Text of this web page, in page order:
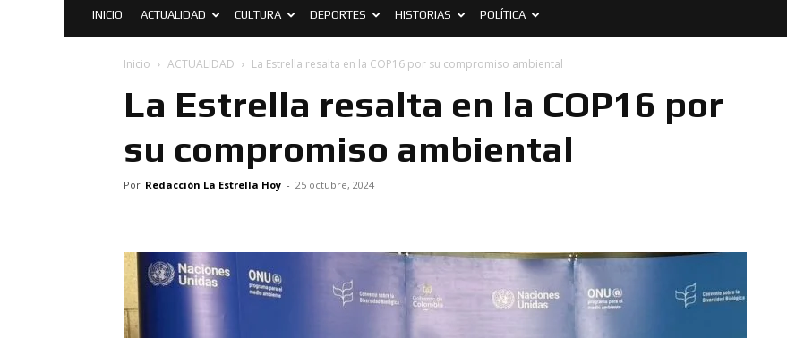
La
INICIO ACTUALIDAD CULTURA DEPORTES HISTORIAS POLÍTICA
Inicio ACTUALIDAD La Estrella resalta en la COP16 por su compromiso ambiental
La Estrella resalta en la COP16 por
su compromiso ambiental
Por Redacción La Estrella Hoy - 25 octubre, 2024